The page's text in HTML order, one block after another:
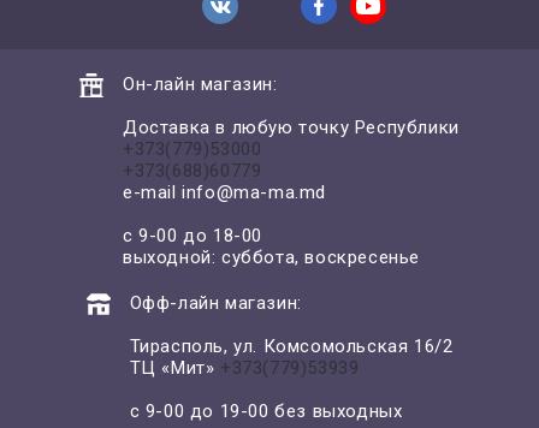
Он-лайн магазин:
Доставка в любую точку Республики
+373(779)53000
+373(688)60779
e-mailinfo@ma-ma.md
с 9-00 до 18-00
выходной: суббота, воскресенье
Офф-лайн магазин:
Тирасполь, ул. Комсомольская 16/2
ТЦ «Мит» +373(779)53939
с 9-00 до 19-00 без выходных